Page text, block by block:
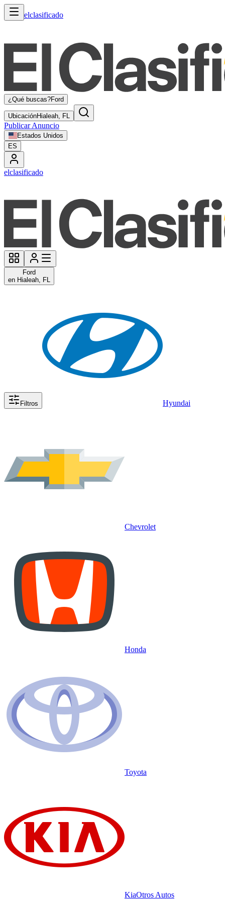
elclasificado
¿Qué buscas?Ford
UbicaciónHialeah, FL
Publicar Anuncio
Estados Unidos
ES
elclasificado
Ford
en Hialeah, FL
Filtros Hyundai
Chevrolet
Honda
Toyota
KiaOtros Autos